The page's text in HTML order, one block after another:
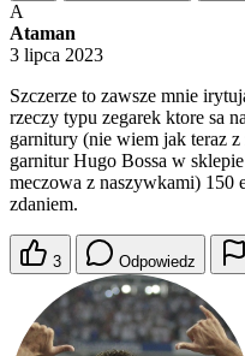
A
Ataman
3 lipca 2023
Szczerze to zawsze mnie
rzeczy typu zegarek ktore sa
garnitury (nie wiem jak teraz
garnitur Hugo Bossa w
meczowa z naszywkami) 150
zdaniem.
3 Odpowiedz